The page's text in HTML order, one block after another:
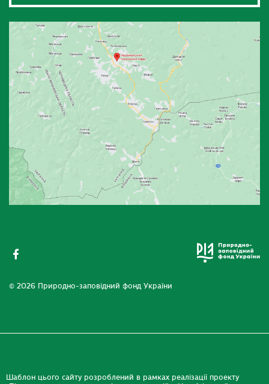
© 2026 Природно-заповідний фонд України
Шаблон цього сайту розроблений в рамках реалізації проекту